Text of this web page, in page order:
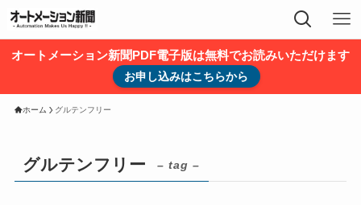
オートメーション新聞PDF電子版は無料でお読みいただけます
お申し込みはこちらから
ホーム グルテンフリー
グルテンフリー – tag –